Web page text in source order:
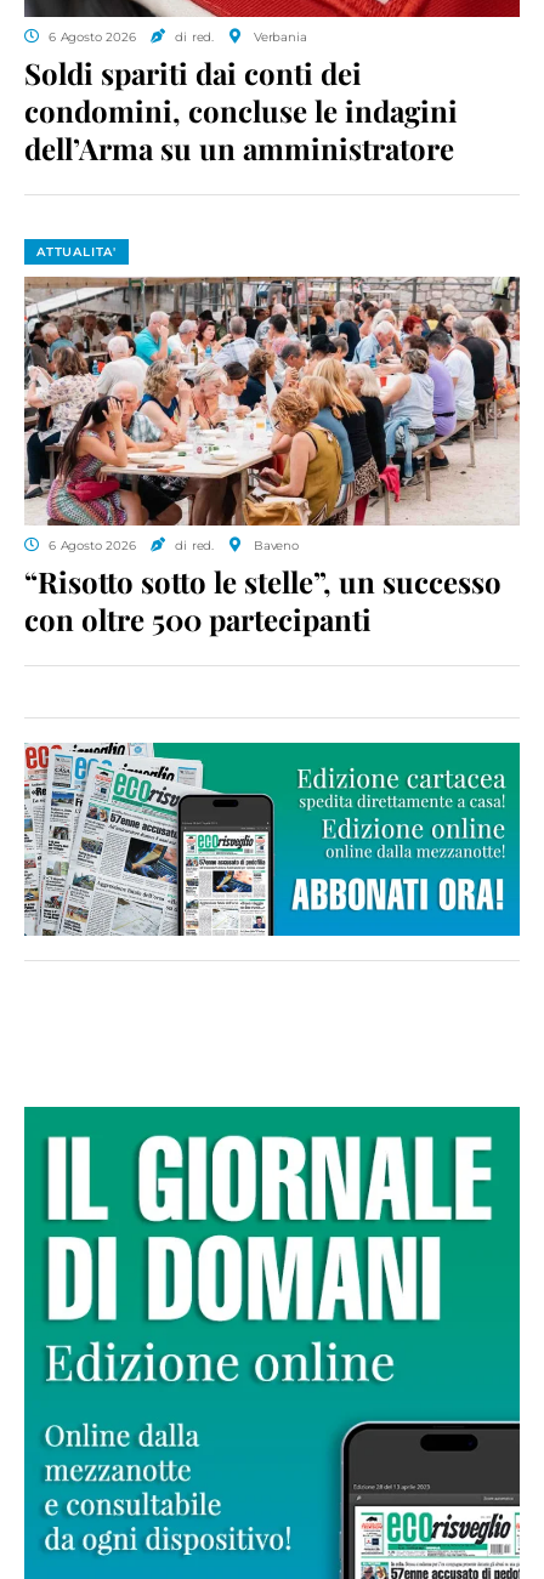
6 Agosto 2026 di red. Verbania
Soldi spariti dai conti dei
condomini, concluse le indagini
dell’Arma su un amministratore
ATTUALITA'
6 Agosto 2026 di red. Baveno
“Risotto sotto le stelle”, un successo
con oltre 500 partecipanti